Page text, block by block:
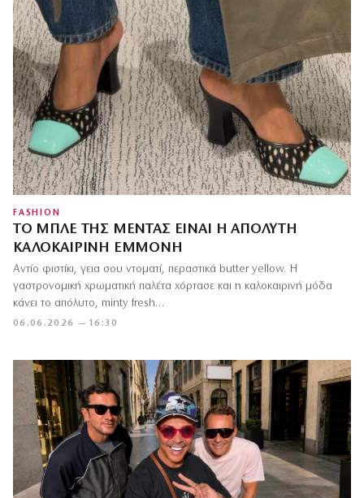
FASHION
ΤΟ ΜΠΛΕ ΤΗΣ ΜΈΝΤΑΣ ΕΊΝΑΙ Η ΑΠΌΛΥΤΗ
ΚΑΛΟΚΑΙΡΙΝΉ ΕΜΜΟΝΉ
06.06.2026 — 16:30
Αντίο φιστίκι, γεια σου ντοματί, περαστικά butter yellow. Η
γαστρονομική χρωματική παλέτα χόρτασε και η καλοκαιρινή μόδα
κάνει το απόλυτο, minty fresh…